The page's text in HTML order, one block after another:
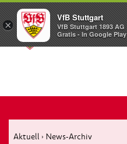
Aktuell › News-Archiv
×
VfB Stuttgart
VfB Stuttgart 1893 AG
Gratis - In Google Play